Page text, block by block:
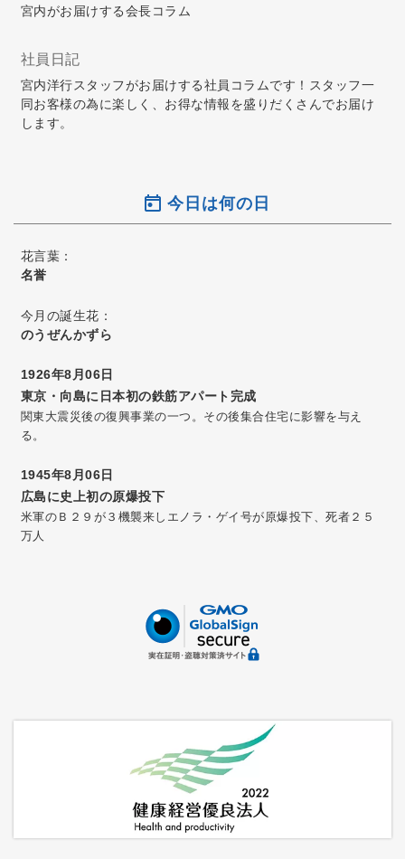
宮内がお届けする会長コラム
社員日記
宮内洋行スタッフがお届けする社員コラムです！スタッフ一
同お客様の為に楽しく、お得な情報を盛りだくさんでお届け
します。
今日は何の日
花言葉：
名誉
今月の誕生花：
のうぜんかずら
1926年8月06日
東京・向島に日本初の鉄筋アパート完成
関東大震災後の復興事業の一つ。その後集合住宅に影響を与え
る。
1945年8月06日
広島に史上初の原爆投下
米軍のＢ２９が３機襲来しエノラ・ゲイ号が原爆投下、死者２５
万人